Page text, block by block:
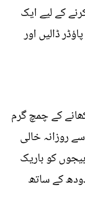
کے لیے ایک
ڈالیں اور
کا چمچ کچے پپیتے کا رس میں 3 کھانے کے چمچ گرم
روزانہ خالی
کو باریک
کے ساتھ